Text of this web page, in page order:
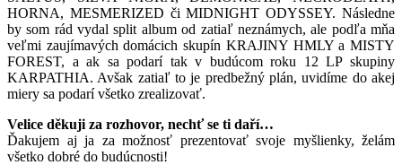
HORNA, MESMERIZED či MIDNIGHT ODYSSEY. Následne
by som rád vydal split album od zatiaľ neznámych, ale podľa mňa
veľmi zaujímavých domácich skupín KRAJINY HMLY a MISTY
FOREST, a ak sa podarí tak v budúcom roku 12 LP skupiny
KARPATHIA. Avšak zatiaľ to je predbežný plán, uvidíme do akej
miery sa podarí všetko zrealizovať.
Velice děkuji za rozhovor, nechť se ti daří…
Ďakujem aj ja za možnosť prezentovať svoje myšlienky, želám
všetko dobré do budúcnosti!